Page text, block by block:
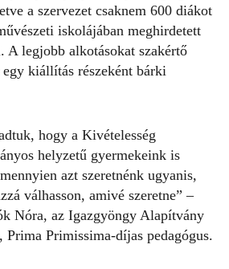
a szervezet csaknem 600 diákot
iskolájában meghirdetett
A legjobb alkotásokat szakértő
kiállítás részeként bárki
hogy a Kivételesség
helyzetű gyermekeink is
azt szeretnénk ugyanis,
válhasson, amivé szeretne” –
Nóra, az Igazgyöngy Alapítvány
Prima Primissima-díjas pedagógus.